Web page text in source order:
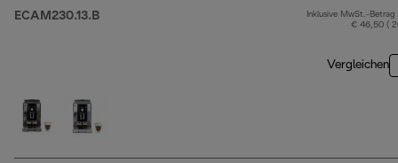
ECAM230.13.B
Inklusive MwSt.-Betrag
€ 46,50 (
Vergleichen